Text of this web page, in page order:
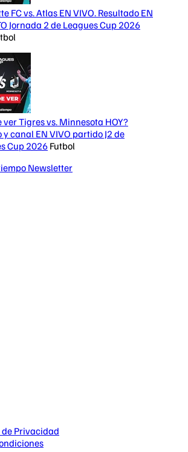
FC vs. Atlas EN VIVO. Resultado EN
Jornada 2 de Leagues Cup 2026
ver Tigres vs. Minnesota HOY?
y canal EN VIVO partido J2 de
Cup 2026 Futbol
Privacidad